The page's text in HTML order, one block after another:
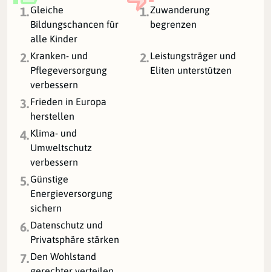
1.Gleiche
Bildungschancen für
alle Kinder
1.Zuwanderung
begrenzen
2.Kranken- und
Pflegeversorgung
verbessern
2.Leistungsträger und
Eliten unterstützen
3.Frieden in Europa
herstellen
4.Klima- und
Umweltschutz
verbessern
5.Günstige
Energieversorgung
sichern
6.Datenschutz und
Privatsphäre stärken
7.Den Wohlstand